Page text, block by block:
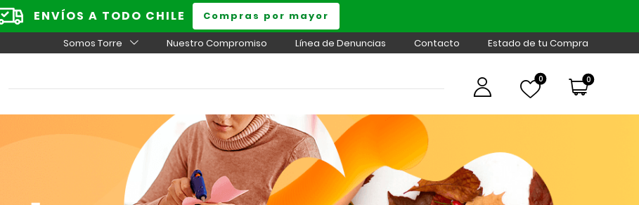
ENVÍOS A TODO CHILE Compras por mayor
Somos Torre Nuestro Compromiso Línea de Denuncias Contacto Estado de tu Compra
0 0